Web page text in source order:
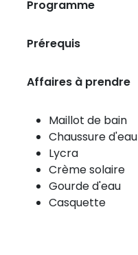
Programme
Prérequis
Affaires à prendre
Maillot de bain
Chaussure d'eau
Lycra
Crème solaire
Gourde d'eau
Casquette